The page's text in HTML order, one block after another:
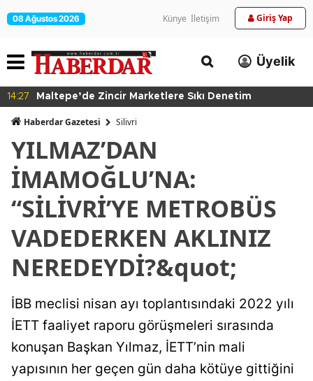
08 Ağustos 2026 Künye İletişim Giriş Yap
Üyelik
14:24 Kartal'da Hayvan Bakım Evi Çalışmaları Başladı
Haberdar Gazetesi Silivri
YILMAZ’DAN
İMAMOĞLU’NA:
“SİLİVRİ’YE METROBÜS
VADEDERKEN AKLINIZ
NEREDEYDİ?&quot;
İBB meclisi nisan ayı toplantısındaki 2022 yılı
İETT faaliyet raporu görüşmeleri sırasında
konuşan Başkan Yılmaz, İETT’nin mali
yapısının her geçen gün daha kötüye gittiğini